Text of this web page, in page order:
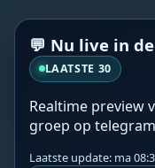
💬 Nu live in
LAATSTE 30
Realtime preview
groep op
Laatste update: ma
❤️👉
Chat](
Wakkere
👉Grote